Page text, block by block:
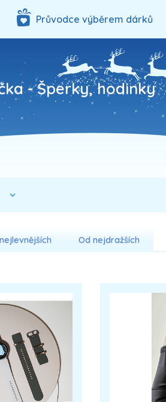
Průvodce výběrem dárků
-Šperky, hodinky
Od nejdražších